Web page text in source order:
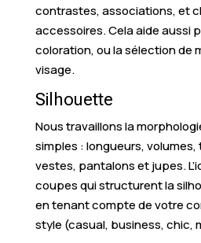
contrastes, associations, et
accessoires. Cela aide aussi
coloration, ou la sélection de
visage.
Silhouette
Nous travaillons la
simples : longueurs, volumes,
vestes, pantalons et jupes.
coupes qui structurent la
en tenant compte de votre
style (casual, business, chic,